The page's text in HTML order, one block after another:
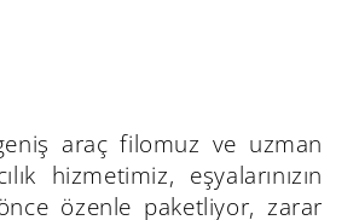
araç filomuz ve uzman
hizmetimiz, eşyalarınızın
önce özenle paketliyor, zarar